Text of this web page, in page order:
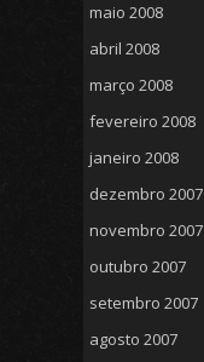
maio 2008
abril 2008
março 2008
fevereiro 2008
janeiro 2008
dezembro 2007
novembro 2007
outubro 2007
setembro 2007
agosto 2007